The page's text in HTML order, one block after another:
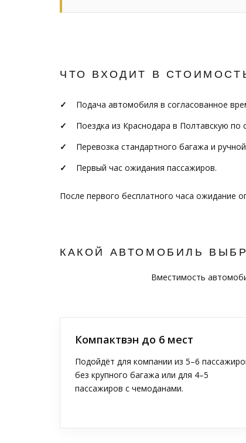
ЧТО ВХОДИТ В
Подача автомобиля в согласованное
Поездка из Краснодара в Полтавскую по
Перевозка стандартного багажа и
Первый час ожидания пассажиров.
После первого бесплатного часа ожидание
КАКОЙ АВТОМОБИЛЬ
Вместимость
Компактвэн до 6 мест
Подойдёт для компании из 5–6
без крупного багажа или для 4–5
пассажиров с чемоданами.